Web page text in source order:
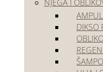
NJEGA I
DIKSO
stručne pomoći kako biste
098-256-743
info@lolita.com.hr